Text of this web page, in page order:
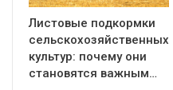
Листовые подкормки
сельскохозяйственных
культур: почему они
становятся важным…